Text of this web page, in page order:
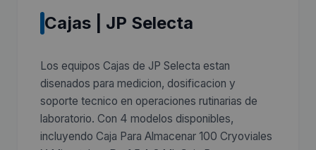
Cajas | JP Selecta
Los equipos Cajas de JP Selecta estan
disenados para medicion, dosificacion y
soporte tecnico en operaciones rutinarias de
laboratorio. Con 4 modelos disponibles,
incluyendo Caja Para Almacenar 100 Cryoviales